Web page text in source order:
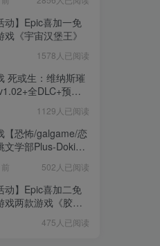
动】Epic喜加一免
戏《宇宙汉堡王》
1578人已阅读
死或生：维纳斯璀
全DLC+预购
DEAD OR ALIVE
免安装中文版
1129人已阅读
【恐怖/galgame/恋
文学部Plus-Doki
】
502人已阅读
动】Epic喜加二免
戏两款游戏《胶佬
475人已阅读
动】Epic喜加一免
戏《宇宙汉堡王》
1578人已阅读
死或生：维纳斯璀
全DLC+预购
DEAD OR ALIVE
免安装中文版
1129人已阅读
【恐怖/galgame/恋
文学部Plus-Doki
】
502人已阅读
动】Epic喜加二免
戏两款游戏《胶佬
475人已阅读